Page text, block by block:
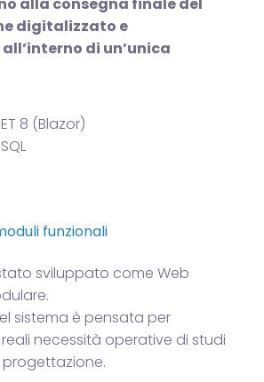
alla consegna finale del
digitalizzato e
di un’unica
8 (Blazor)
funzionali
sviluppato come Web
sistema è pensata per
necessità operative di studi